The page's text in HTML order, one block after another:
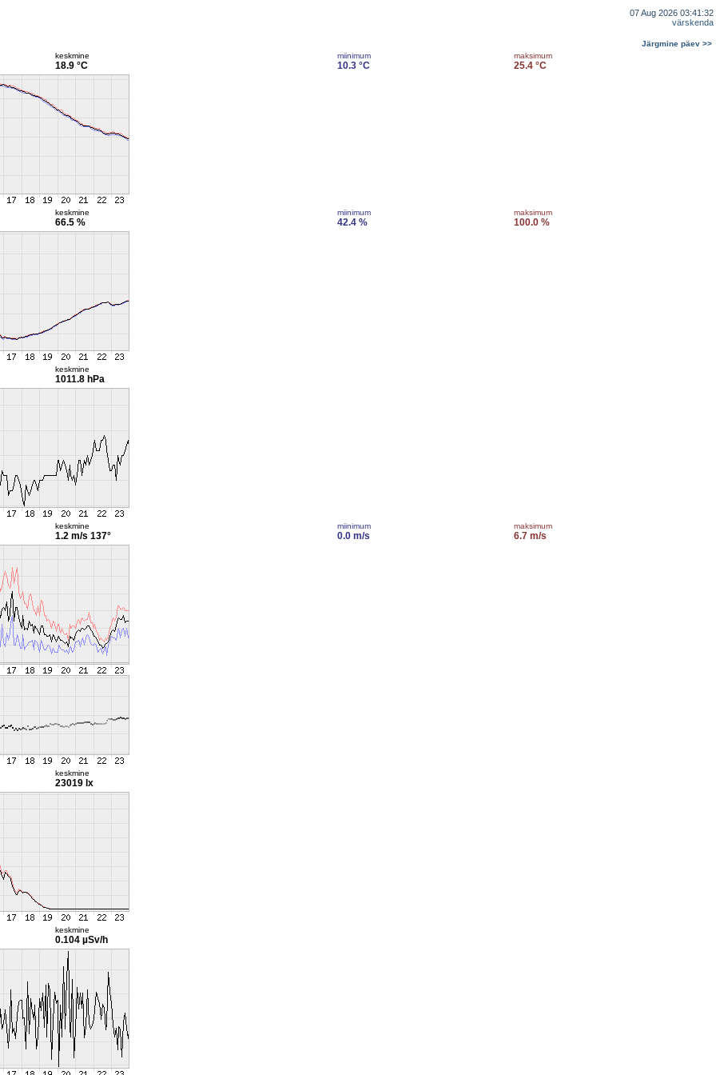
07 Aug 2026 03:41:32
värskenda
Järgmine päev >>
keskmine
18.9 °C
miinimum
10.3 °C
maksimum
25.4 °C
keskmine
66.5 %
miinimum
42.4 %
maksimum
100.0 %
keskmine
1011.8 hPa
keskmine
1.2 m/s 137°
miinimum
0.0 m/s
maksimum
6.7 m/s
keskmine
23019 lx
keskmine
0.104 µSv/h